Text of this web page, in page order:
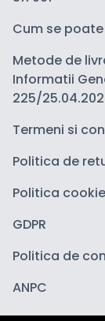
Cum se
Metode de
Informatii
225/
Termeni si
Politica de
Politica
GDPR
Politica de
ANPC